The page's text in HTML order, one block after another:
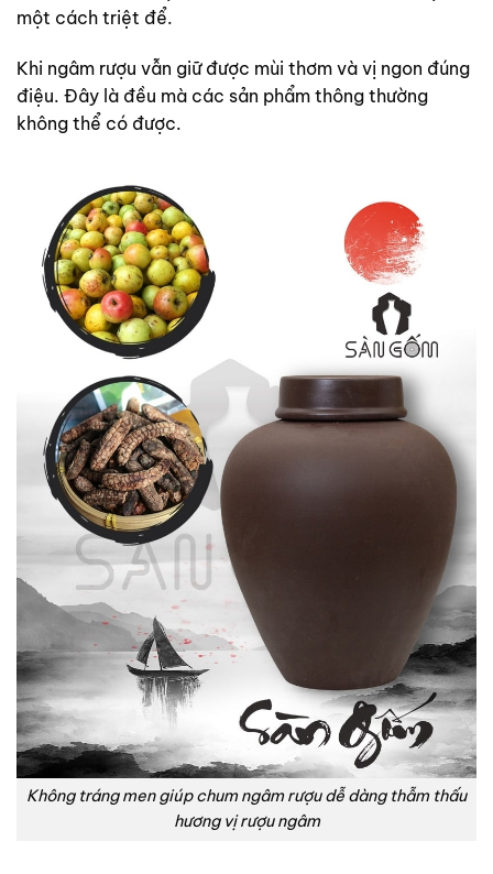
một cách triệt để.
Khi ngâm rượu vẫn giữ được mùi thơm và vị ngon đúng
điệu. Đây là đều mà các sản phẩm thông thường
không thể có được.
Không tráng men giúp chum ngâm rượu dễ dàng thẫm thấu
hương vị rượu ngâm